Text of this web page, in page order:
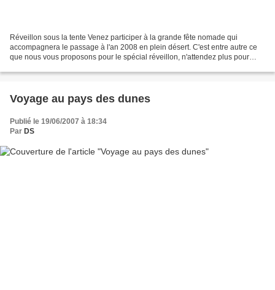
Réveillon sous la tente Venez participer à la grande fête nomade qui
accompagnera le passage à l'an 2008 en plein désert. C'est entre autre ce
que nous vous proposons pour le spécial réveillon, n'attendez plus pour
Voyage au pays des dunes
Publié le 19/06/2007 à 18:34
Par DS